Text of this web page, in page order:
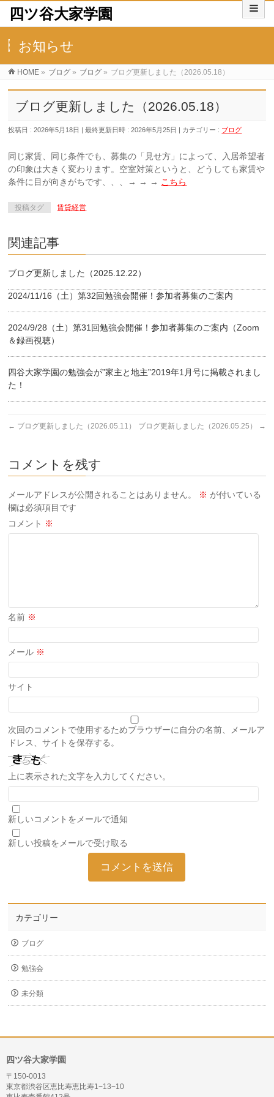
四ツ谷大家学園
お知らせ
HOME » ブログ » ブログ » ブログ更新しました（2026.05.18）
ブログ更新しました（2026.05.18）
投稿日 : 2026年5月18日 最終更新日時 : 2026年5月25日 カテゴリー : ブログ
同じ家賃、同じ条件でも、募集の「見せ方」によって、入居希望者
の印象は大きく変わります。空室対策というと、どうしても家賃や
条件に目が向きがちです、、、→ → → こちら
投稿タグ 賃貸経営
関連記事
ブログ更新しました（2025.12.22）
2024/11/16（土）第32回勉強会開催！参加者募集のご案内
2024/9/28（土）第31回勉強会開催！参加者募集のご案内（Zoom
＆録画視聴）
四谷大家学園の勉強会が”家主と地主”2019年1月号に掲載されまし
た！
← ブログ更新しました（2026.05.11） ブログ更新しました（2026.05.25） →
コメントを残す
メールアドレスが公開されることはありません。 ※ が付いている
欄は必須項目です
コメント ※
名前 ※
メール ※
サイト
次回のコメントで使用するためブラウザーに自分の名前、メールア
ドレス、サイトを保存する。
上に表示された文字を入力してください。
新しいコメントをメールで通知
新しい投稿をメールで受け取る
カテゴリー
ブログ
勉強会
未分類
四ツ谷大家学園
〒150-0013
東京都渋谷区恵比寿恵比寿1−13−10